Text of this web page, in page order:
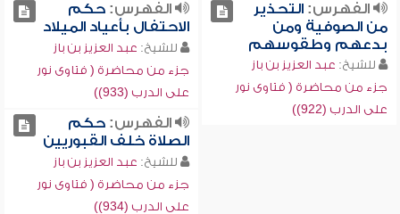
الفهرس:التحذير
من الصوفية ومن
بدعهم وطقوسهم
للشيخ: عبد العزيز بن باز
جزء من محاضرة ( فتاوى نور
على الدرب (922))
الفهرس:حكم
الاحتفال بأعياد الميلاد
للشيخ: عبد العزيز بن باز
جزء من محاضرة ( فتاوى نور
على الدرب (933))
الفهرس:حكم
الصلاة خلف القبوريين
للشيخ: عبد العزيز بن باز
جزء من محاضرة ( فتاوى نور
على الدرب (934))